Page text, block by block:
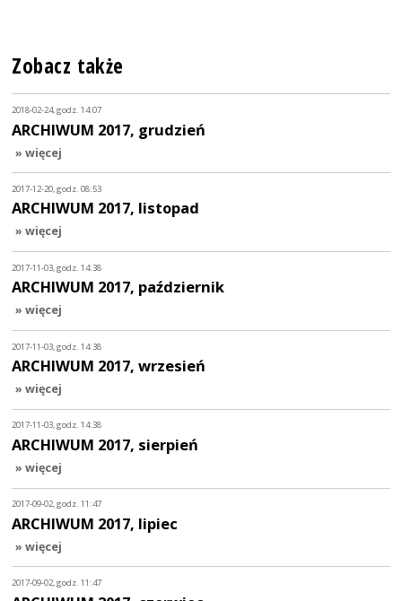
Zobacz także
2018-02-24, godz. 14:07
ARCHIWUM 2017, grudzień
» więcej
2017-12-20, godz. 08:53
ARCHIWUM 2017, listopad
» więcej
2017-11-03, godz. 14:38
ARCHIWUM 2017, październik
» więcej
2017-11-03, godz. 14:38
ARCHIWUM 2017, wrzesień
» więcej
2017-11-03, godz. 14:38
ARCHIWUM 2017, sierpień
» więcej
2017-09-02, godz. 11:47
ARCHIWUM 2017, lipiec
» więcej
2017-09-02, godz. 11:47